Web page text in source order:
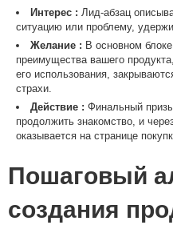
Интерес : Лид-абзац
ситуацию или проблему,
Желание : В основном
преимущества вашего
его использования,
страхи.
Действие : Финальный
продолжить знакомство, и
оказывается на странице
Пошаговый
создания